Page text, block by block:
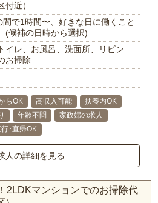
付近）
で1時間〜、好きな日に働くこと
(候補の日時から選択)
イレ、お風呂、洗面所、リビン
お掃除
らOK 高収入可能
扶養内OK
年齢不問
家政婦の求人
･直帰OK
人の詳細を見る
2LDKマンションでのお掃除代